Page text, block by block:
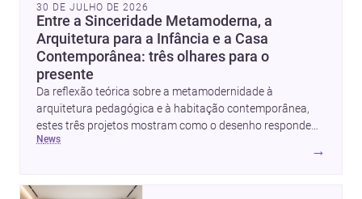
30 DE JULHO DE 2026
Entre a Sinceridade Metamoderna, a
Arquitetura para a Infância e a Casa
Contemporânea: três olhares para o
presente
Da reflexão teórica sobre a metamodernidade à
arquitetura pedagógica e à habitação contemporânea,
estes três projetos mostram como o desenho responde
hoje a emoção, uso e contexto. Para arquitetos, são
pistas valiosas sobre como criar espaços mais humanos,
news
→